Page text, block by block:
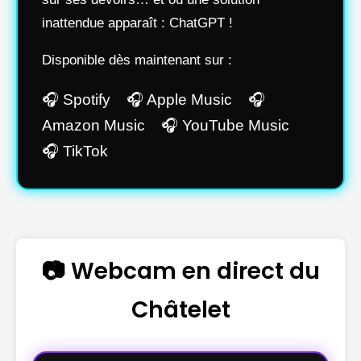
inattendue apparaît : ChatGPT !
Disponible dès maintenant sur :
🎧 Spotify 🎧 Apple Music 🎧
Amazon Music 🎧 YouTube Music
🎧 TikTok
📷 Webcam en direct du
Châtelet